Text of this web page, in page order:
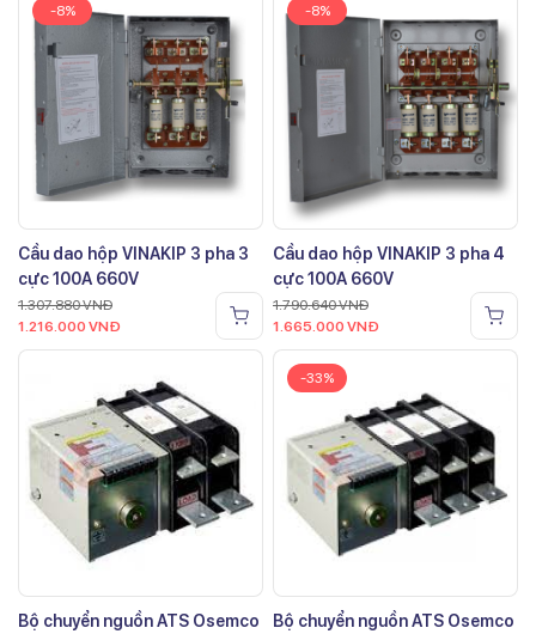
-8%
Cầu dao hộp VINAKIP 3 pha 3
cực 100A 660V
1.307.880VNĐ
1.216.000 VNĐ
-8%
Cầu dao hộp VINAKIP 3 pha 4
cực 100A 660V
1.790.640VNĐ
1.665.000 VNĐ
Bộ chuyển nguồn ATS Osemco
-33%
Bộ chuyển nguồn ATS Osemco